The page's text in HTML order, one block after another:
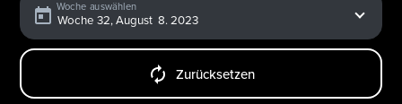
Woche auswählen
Zurücksetzen